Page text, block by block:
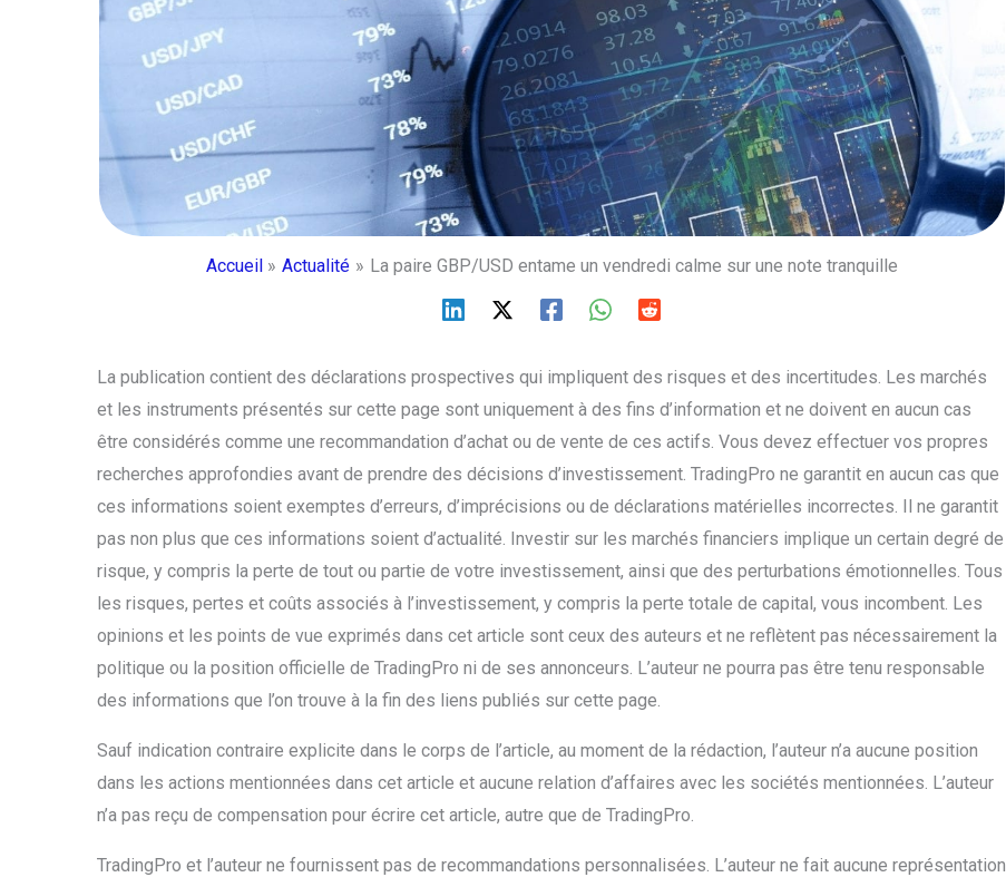
Accueil Actualité La paire GBP/USD entame un vendredi calme sur une note tranquille
La publication contient des déclarations prospectives qui impliquent des risques et des incertitudes. Les marchés
et les instruments présentés sur cette page sont uniquement à des fins d’information et ne doivent en aucun cas
être considérés comme une recommandation d’achat ou de vente de ces actifs. Vous devez effectuer vos propres
recherches approfondies avant de prendre des décisions d’investissement. TradingPro ne garantit en aucun cas que
ces informations soient exemptes d’erreurs, d’imprécisions ou de déclarations matérielles incorrectes. Il ne garantit
pas non plus que ces informations soient d’actualité. Investir sur les marchés financiers implique un certain degré de
risque, y compris la perte de tout ou partie de votre investissement, ainsi que des perturbations émotionnelles. Tous
les risques, pertes et coûts associés à l’investissement, y compris la perte totale de capital, vous incombent. Les
opinions et les points de vue exprimés dans cet article sont ceux des auteurs et ne reflètent pas nécessairement la
politique ou la position officielle de TradingPro ni de ses annonceurs. L’auteur ne pourra pas être tenu responsable
des informations que l’on trouve à la fin des liens publiés sur cette page.
Sauf indication contraire explicite dans le corps de l’article, au moment de la rédaction, l’auteur n’a aucune position
dans les actions mentionnées dans cet article et aucune relation d’affaires avec les sociétés mentionnées. L’auteur
n’a pas reçu de compensation pour écrire cet article, autre que de TradingPro.
TradingPro et l’auteur ne fournissent pas de recommandations personnalisées. L’auteur ne fait aucune représentation